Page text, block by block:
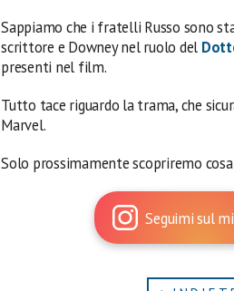
Sappiamo che i fratelli Russo sono
scrittore e Downey nel ruolo del
presenti nel film.
Tutto tace riguardo la trama, che
Marvel.
Solo prossimamente scopriremo
Seguimi sul